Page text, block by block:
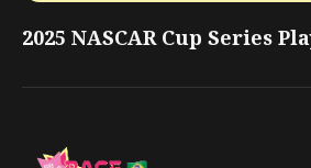
2025 NASCAR Cup Series